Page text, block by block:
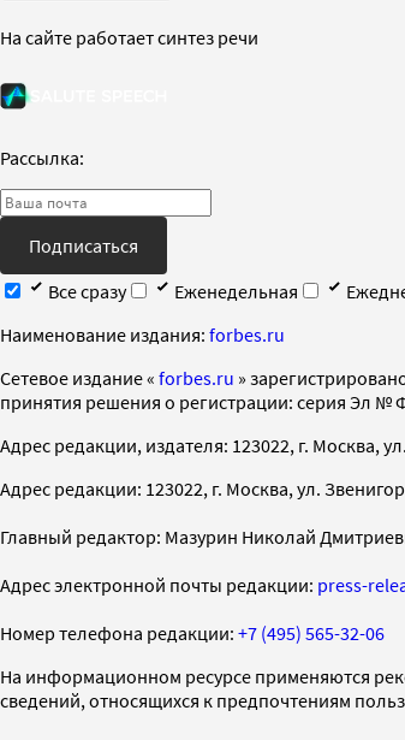
На сайте работает синтез речи
Рассылка:
Подписаться
Все сразу
Еженедельная
Наименование издания: forbes.ru
Cетевое издание « forbes.ru »
принятия решения о регистрации: серия Эл №
Адрес редакции, издателя: 123022, г. Москва,
Адрес редакции: 123022, г. Москва, ул.
Главный редактор: Мазурин Николай
Адрес электронной почты редакции: press-
Номер телефона редакции: +7 (495) 565-32-06
На информационном ресурсе применяются
сведений, относящихся к предпочтениям